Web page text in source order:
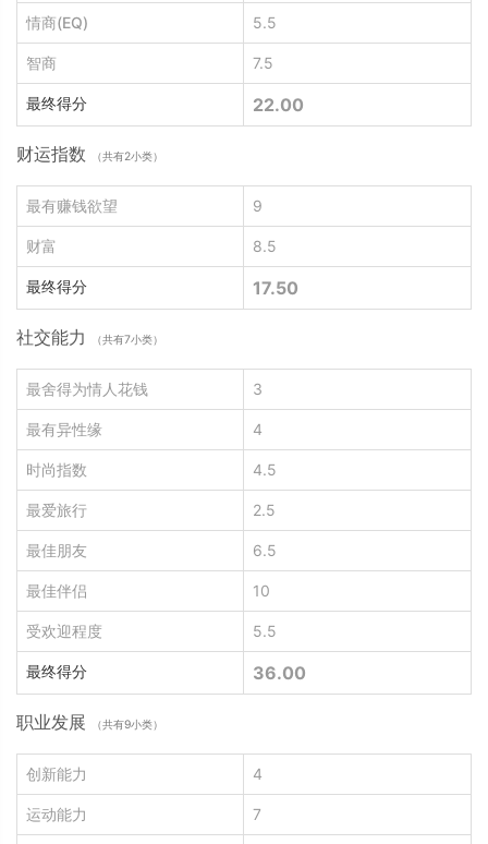
情商(EQ) 5.5
智商 7.5
最终得分 22.00
财运指数 （共有2小类）
最有赚钱欲望 9
财富 8.5
最终得分 17.50
社交能力 （共有7小类）
最舍得为情人花钱 3
最有异性缘 4
时尚指数 4.5
最爱旅行 2.5
最佳朋友 6.5
最佳伴侣 10
受欢迎程度 5.5
最终得分 36.00
职业发展 （共有9小类）
创新能力 4
运动能力 7